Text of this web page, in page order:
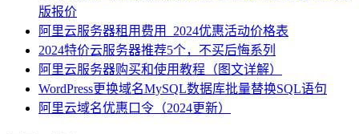
版报价
阿里云服务器租用费用_2024优惠活动价格表
2024特价云服务器推荐5个，不买后悔系列
阿里云服务器购买和使用教程（图文详解）
WordPress更换域名MySQL数据库批量替换SQL语句
阿里云域名优惠口令（2024更新）